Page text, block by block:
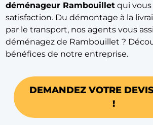
déménageur Rambouillet qui
satisfaction. Du démontage à la
par le transport, nos agents vous
déménagez de Rambouillet ?
bénéfices de notre entreprise.
DEMANDEZ VOTRE
!